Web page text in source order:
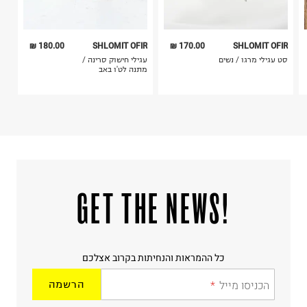
180.00 ₪
SHLOMIT OFIR
עגילי חישוק סרינה /
מתנה לט'ו באב
170.00 ₪
SHLOMIT OFIR
סט עגילי מרגו / נשים
!GET THE NEWS
כל ההמראות והנחיתות בקרוב אצלכם
הכניסו מייל הרשמה